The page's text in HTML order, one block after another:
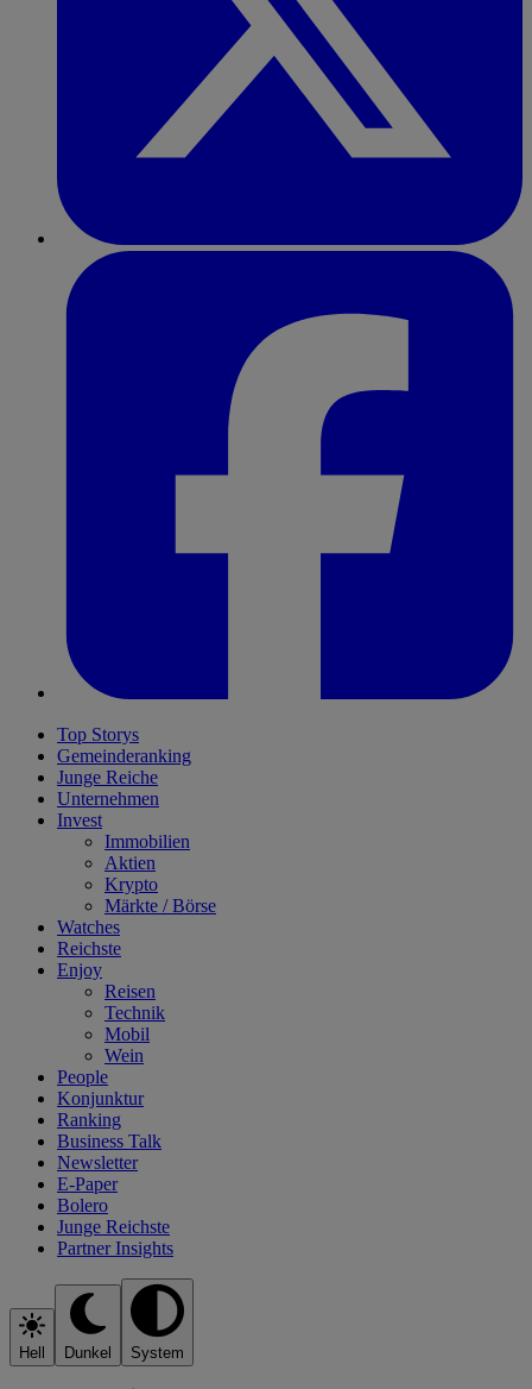
Top Storys
Gemeinderanking
Junge Reiche
Unternehmen
Invest
Immobilien
Aktien
Krypto
Märkte / Börse
Watches
Reichste
Enjoy
Reisen
Technik
Mobil
Wein
People
Konjunktur
Ranking
Business Talk
Newsletter
E-Paper
Bolero
Junge Reichste
Partner Insights
Hell Dunkel System